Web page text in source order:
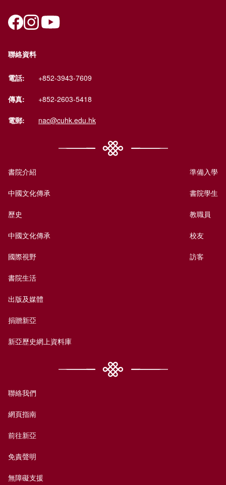
聯絡資料
電話: +852-3943-7609
傳真: +852-2603-5418
電郵: nac@cuhk.edu.hk
書院介紹
中國文化傳承
歷史
中國文化傳承
國際視野
書院生活
出版及媒體
捐贈新亞
新亞歷史網上資料庫
準備入學
書院學生
教職員
校友
訪客
聯絡我們
網頁指南
前往新亞
免責聲明
無障礙支援